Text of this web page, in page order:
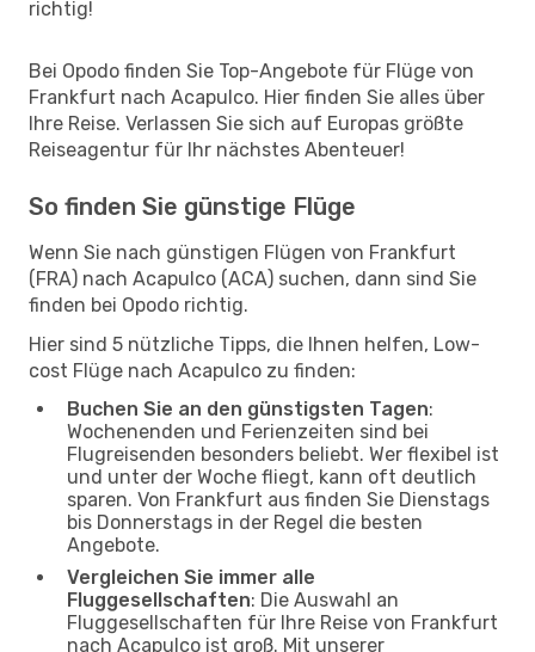
richtig!
Bei Opodo finden Sie Top-Angebote für Flüge von
Frankfurt nach Acapulco. Hier finden Sie alles über
Ihre Reise. Verlassen Sie sich auf Europas größte
Reiseagentur für Ihr nächstes Abenteuer!
So finden Sie günstige Flüge
Wenn Sie nach günstigen Flügen von Frankfurt
(FRA) nach Acapulco (ACA) suchen, dann sind Sie
finden bei Opodo richtig.
Hier sind 5 nützliche Tipps, die Ihnen helfen, Low-
cost Flüge nach Acapulco zu finden:
Buchen Sie an den günstigsten Tagen:
Wochenenden und Ferienzeiten sind bei
Flugreisenden besonders beliebt. Wer flexibel ist
und unter der Woche fliegt, kann oft deutlich
sparen. Von Frankfurt aus finden Sie Dienstags
bis Donnerstags in der Regel die besten
Angebote.
Vergleichen Sie immer alle
Fluggesellschaften: Die Auswahl an
Fluggesellschaften für Ihre Reise von Frankfurt
nach Acapulco ist groß. Mit unserer